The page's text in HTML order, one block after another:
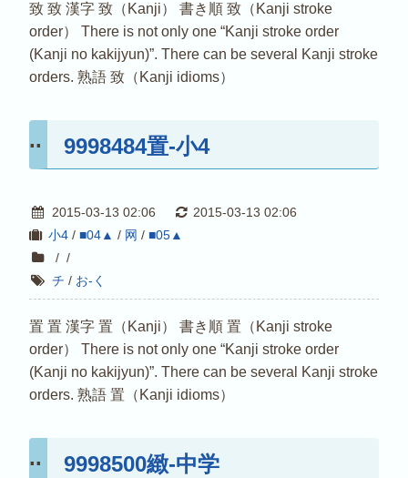
致 致 漢字 致（Kanji） 書き順 致（Kanji stroke
order） There is not only one “Kanji stroke order
(Kanji no kakijyun)”. There can be several Kanji stroke
orders. 熟語 致（Kanji idioms）
9998484置-小4
2015-03-13 02:06
2015-03-13 02:06
小4/ ■04▲ / 网 / ■05▲
/ /
チ / お-く
置 置 漢字 置（Kanji） 書き順 置（Kanji stroke
order） There is not only one “Kanji stroke order
(Kanji no kakijyun)”. There can be several Kanji stroke
orders. 熟語 置（Kanji idioms）
9998500緻-中学